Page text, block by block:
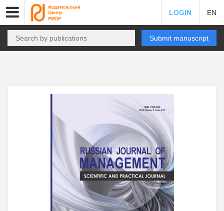
LOGIN EN
Submit manuscript